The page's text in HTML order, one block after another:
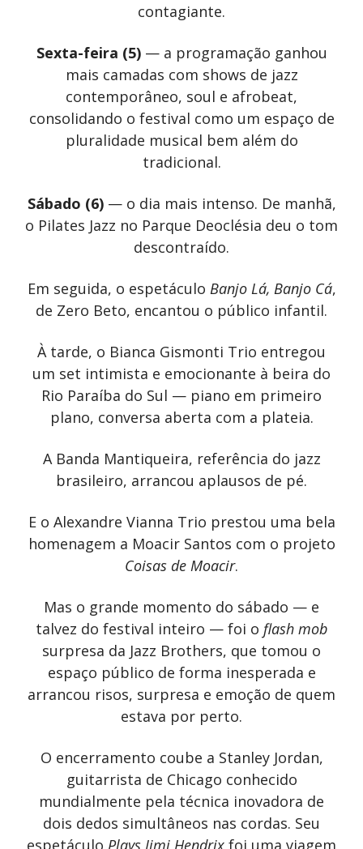
contagiante.
Sexta-feira (5)— a programação ganhou
mais camadas com shows de jazz
contemporâneo, soul e afrobeat,
consolidando o festival como um espaço de
pluralidade musical bem além do
tradicional.
Sábado (6)— o dia mais intenso. De manhã,
o Pilates Jazz no Parque Deoclésia deu o tom
descontraído.
Em seguida, o espetáculo Banjo Lá, Banjo Cá,
de Zero Beto, encantou o público infantil.
À tarde, o Bianca Gismonti Trio entregou
um set intimista e emocionante à beira do
Rio Paraíba do Sul — piano em primeiro
plano, conversa aberta com a plateia.
A Banda Mantiqueira, referência do jazz
brasileiro, arrancou aplausos de pé.
E o Alexandre Vianna Trio prestou uma bela
homenagem a Moacir Santos com o projeto
Coisas de Moacir.
Mas o grande momento do sábado — e
talvez do festival inteiro — foi o flash mob
surpresa da Jazz Brothers, que tomou o
espaço público de forma inesperada e
arrancou risos, surpresa e emoção de quem
estava por perto.
O encerramento coube a Stanley Jordan,
guitarrista de Chicago conhecido
mundialmente pela técnica inovadora de
dois dedos simultâneos nas cordas. Seu
espetáculo Plays Jimi Hendrix foi uma viagem